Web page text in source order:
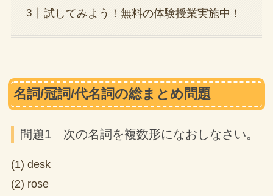
試してみよう！無料の体験授業実施中！
名詞/冠詞/代名詞の総まとめ問題
問題1 次の名詞を複数形になおしなさい。
(1) desk
(2) rose